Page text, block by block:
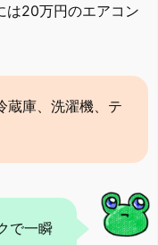
は20万円のエアコン
蔵庫、洗濯機、テ
で一瞬